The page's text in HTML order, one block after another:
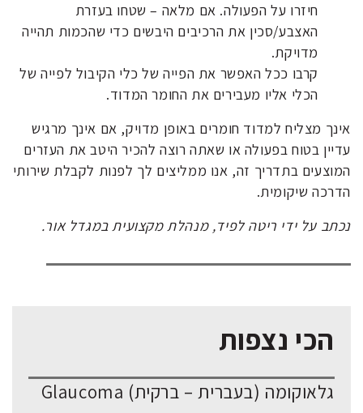
חיזרו על הפעולה. אם מלאה – שטחו בעזרת
האצבע/סכין את הרכיבים היבשים כדי שהכמות תהייה
מדויקת.
קרבו ככל האפשר את הפייה של כלי הקיבול לפייה של
הכלי אליו מעבירים את החומר המדוד.
אינך מצליח למדוד חומרים באופן מדויק, אם אינך מרגיש
עדיין בטוח בפעולה או שאתה רוצה להכיר היטב את העזרים
המוצעים בתדריך זה, אנו ממליצים לך לפנות לקבלת שירותי
הדרכה שיקומית.
נכתב על ידי ריטה לפיד, מנהלת מקצועית במגדל אור.
הכי נצפות
גלאוקומה (בעברית – ברקית) Glaucoma